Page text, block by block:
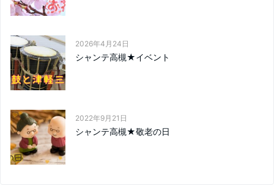
2026年4月24日
シャンテ高槻★イベント
2022年9月21日
シャンテ高槻★敬老の日